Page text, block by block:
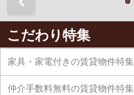
こだわり特集
家具・家電付きの賃貸物件特集
仲介手数料無料の賃貸物件特集